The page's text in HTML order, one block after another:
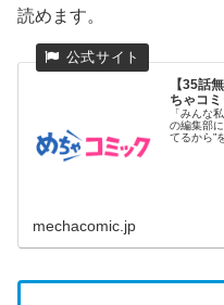
読めます。
【35話
ちゃコ
「みんな
の編集部
てるから”
mechacomic.jp